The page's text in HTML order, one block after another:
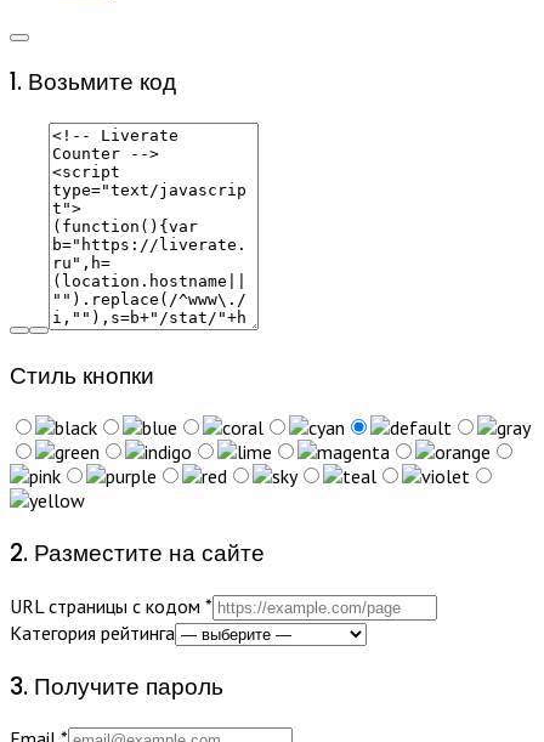
1. Возьмите код
Стиль кнопки
2. Разместите на сайте
URL страницы с кодом *
Категория рейтинга
3. Получите пароль